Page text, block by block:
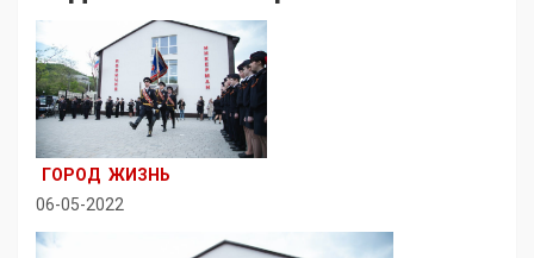
ГОРОД ЖИЗНЬ
06-05-2022